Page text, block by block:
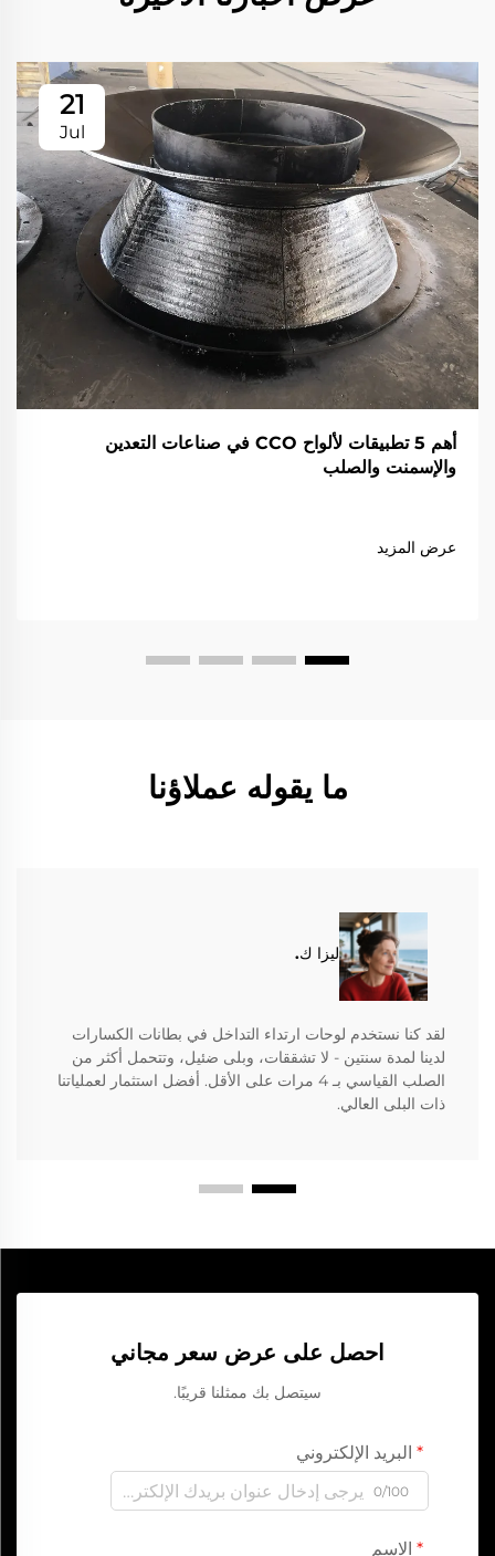
21
Jul
أهم 5 تطبيقات لألواح CCO في صناعات التعدين
والإسمنت والصلب
عرض المزيد
ما يقوله عملاؤنا
ليزا ك.
لقد كنا نستخدم لوحات ارتداء التداخل في بطانات الكسارات
لدينا لمدة سنتين - لا تشققات، وبلى ضئيل، وتتحمل أكثر من
الصلب القياسي بـ 4 مرات على الأقل. أفضل استثمار لعملياتنا
ذات البلى العالي.
احصل على عرض سعر مجاني
سيتصل بك ممثلنا قريبًا.
البريد الإلكتروني
0/100
الاسم